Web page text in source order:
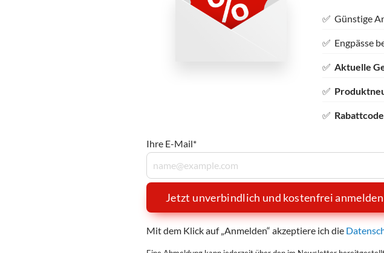
✅ Günstige
✅ Engpässe
✅ Aktuelle
✅
✅
Ihre E-Mail*
Jetzt unverbindlich und kostenfrei anmelden
Mit dem Klick auf „Anmelden“ akzeptiere ich die